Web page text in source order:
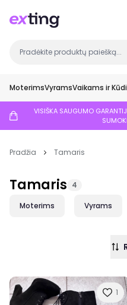
MoterimsVyramsVaikams ir
VISIŠKA SAUGUMO
Pradžia Tamaris
Tamaris 4
Moterims Vyrams
1